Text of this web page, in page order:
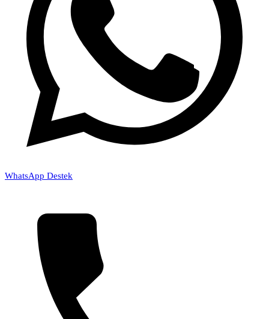
WhatsApp Destek